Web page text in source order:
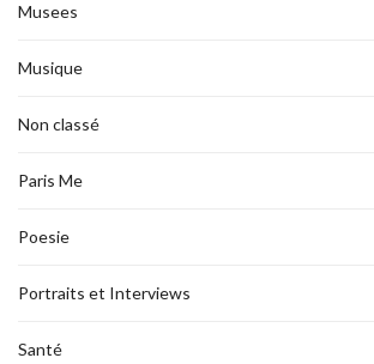
Musees
Musique
Non classé
Paris Me
Poesie
Portraits et Interviews
Santé